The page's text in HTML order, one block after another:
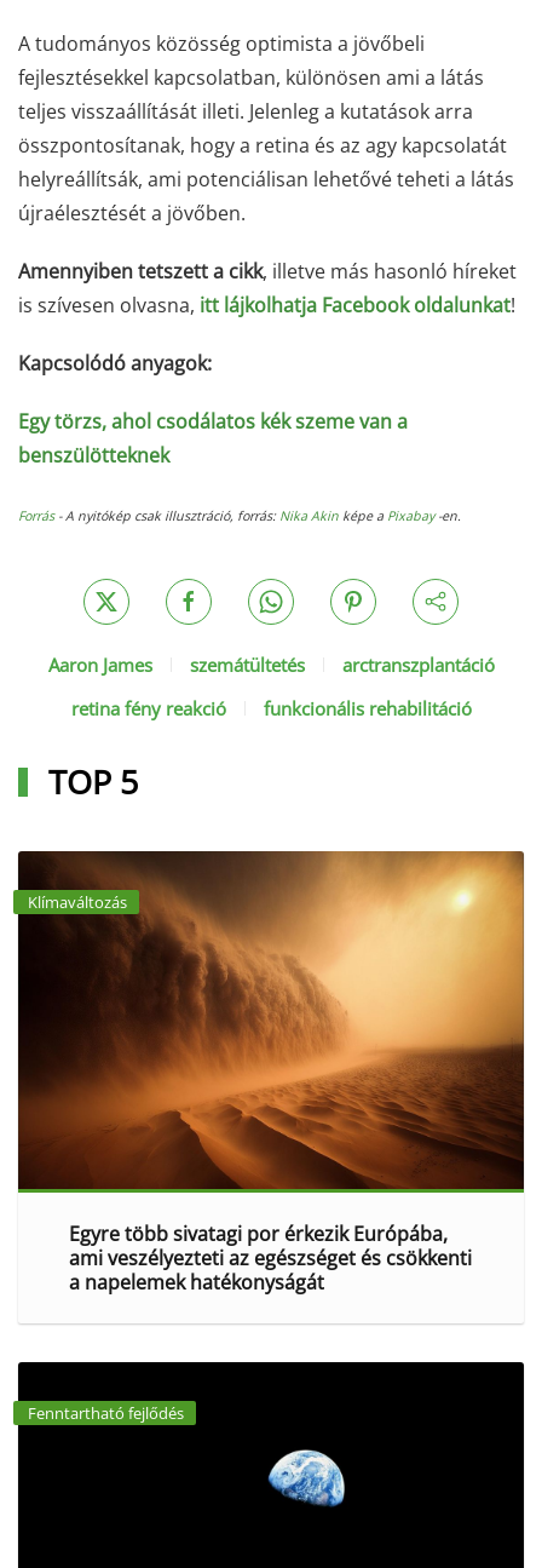
A tudományos közösség optimista a jövőbeli
fejlesztésekkel kapcsolatban, különösen ami a látás
teljes visszaállítását illeti. Jelenleg a kutatások arra
összpontosítanak, hogy a retina és az agy kapcsolatát
helyreállítsák, ami potenciálisan lehetővé teheti a látás
újraélesztését a jövőben.
Amennyiben tetszett a cikk, illetve más hasonló híreket
is szívesen olvasna, itt lájkolhatja Facebook oldalunkat!
Kapcsolódó anyagok:
Egy törzs, ahol csodálatos kék szeme van a
benszülötteknek
Forrás- A nyitókép csak illusztráció, forrás: Nika Akin képe a Pixabay-en.
Aaron James szemátültetés
arctranszplantáció
retina fény reakció
funkcionális rehabilitáció
TOP 5
Klímaváltozás
Egyre több sivatagi por érkezik Európába,
ami veszélyezteti az egészséget és csökkenti
a napelemek hatékonyságát
Fenntartható fejlődés